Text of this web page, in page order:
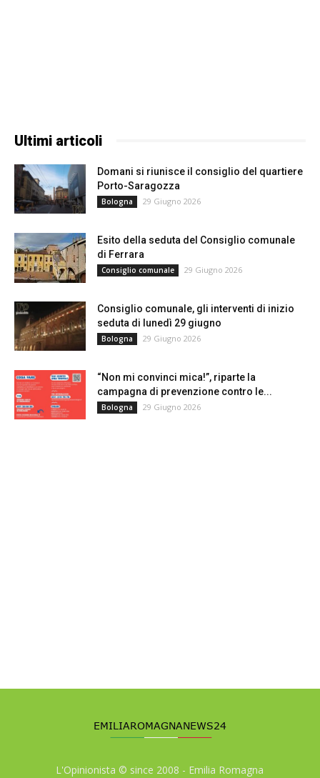
Ultimi articoli
Domani si riunisce il consiglio del quartiere
Porto-Saragozza
Bologna 29 Giugno 2026
Esito della seduta del Consiglio comunale
di Ferrara
Consiglio comunale 29 Giugno 2026
Consiglio comunale, gli interventi di inizio
seduta di lunedì 29 giugno
Bologna 29 Giugno 2026
“Non mi convinci mica!”, riparte la
campagna di prevenzione contro le...
Bologna 29 Giugno 2026
L'Opinionista © since 2008 - Emilia Romagna